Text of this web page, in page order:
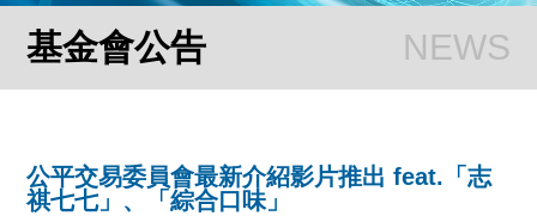
基金會公告
公平交易委員會最新介紹影片推出 feat.「志
祺七七」、「綜合口味」